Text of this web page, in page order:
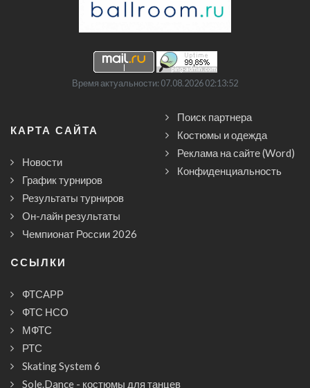
Время актуальности: 07.08.2026 02:13:52
КАРТА САЙТА
Новости
График турниров
Результаты турниров
Он-лайн результаты
Чемпионат России 2026
Поиск партнера
Костюмы и одежда
Реклама на сайте (Word)
Конфиденциальность
CСЫЛКИ
ФТСАРР
ФТС НСО
МФТС
РТС
Skating System 6
Sole.Dance - костюмы для танцев